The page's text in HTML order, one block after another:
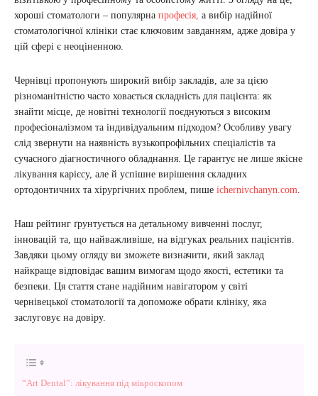
хороші стоматологи – популярна професія, а вибір надійної
стоматологічної клініки стає ключовим завданням, адже довіра у
цій сфері є неоціненною.
Чернівці пропонують широкий вибір закладів, але за цією
різноманітністю часто ховається складність для пацієнта: як
знайти місце, де новітні технології поєднуються з високим
професіоналізмом та індивідуальним підходом? Особливу увагу
слід звернути на наявність вузькопрофільних спеціалістів та
сучасного діагностичного обладнання. Це гарантує не лише якісне
лікування карієсу, але й успішне вирішення складних
ортодонтичних та хірургічних проблем, пише ichernivchanyn.com
Наш рейтинг ґрунтується на детальному вивченні послуг,
інновацій та, що найважливіше, на відгуках реальних пацієнтів.
Завдяки цьому огляду ви зможете визначити, який заклад
найкраще відповідає вашим вимогам щодо якості, естетики та
безпеки. Ця стаття стане надійним навігатором у світі
чернівецької стоматології та допоможе обрати клініку, яка
заслуговує на довіру.
“Art Dental”: лікування під мікроскопом